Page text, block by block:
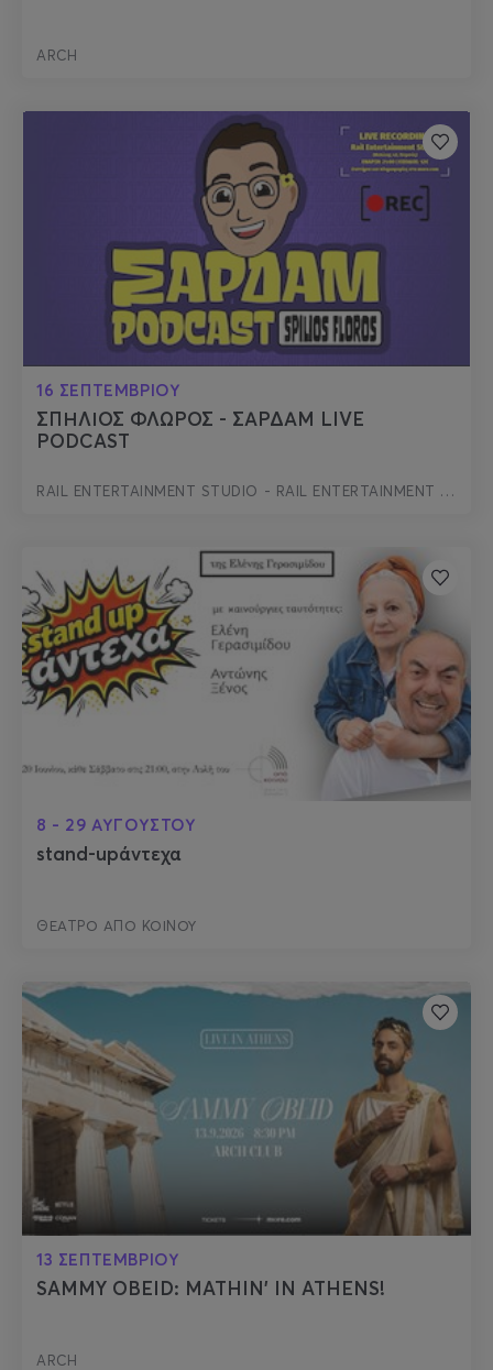
ARCH
16 ΣΕΠΤΕΜΒΡΙΟΥ
ΣΠΗΛΙΟΣ ΦΛΩΡΟΣ - ΣΑΡΔΑΜ LIVE
PODCAST
RAIL ENTERTAINMENT STUDIO - RAIL ENTERTAINMENT STUDIO
8 - 29 ΑΥΓΟΥΣΤΟΥ
stand-upάντεχα
ΘΕΑΤΡΟ ΑΠΟ ΚΟΙΝΟΥ
13 ΣΕΠΤΕΜΒΡΙΟΥ
SAMMY OBEID: MATHIN' IN ATHENS!
ARCH